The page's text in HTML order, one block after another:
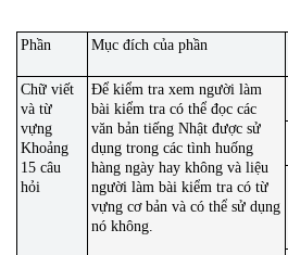
Phần Mục đích của phần
Chữ viết
và từ
vựng
Khoảng
15 câu
hỏi
Để kiểm tra xem người làm
bài kiểm tra có thể đọc các
văn bản tiếng Nhật được sử
dụng trong các tình huống
hàng ngày hay không và liệu
người làm bài kiểm tra có từ
vựng cơ bản và có thể sử dụng
nó không.